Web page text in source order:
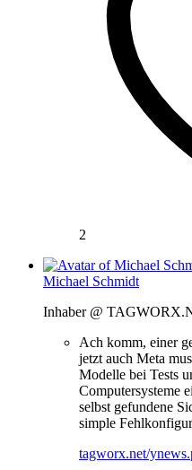
2
Michael Schmidt
Inhaber @
Ach komm, einer
jetzt auch Meta
Modelle bei Tests
Computersysteme
selbst gefundene
simple
tagworx.net/